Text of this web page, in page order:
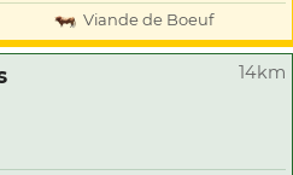
Viande de Boeuf
14km